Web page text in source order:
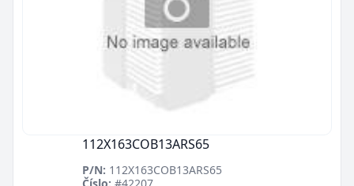
112X163COB13ARS65
P/N: 112X163COB13ARS65
Číslo: #42207